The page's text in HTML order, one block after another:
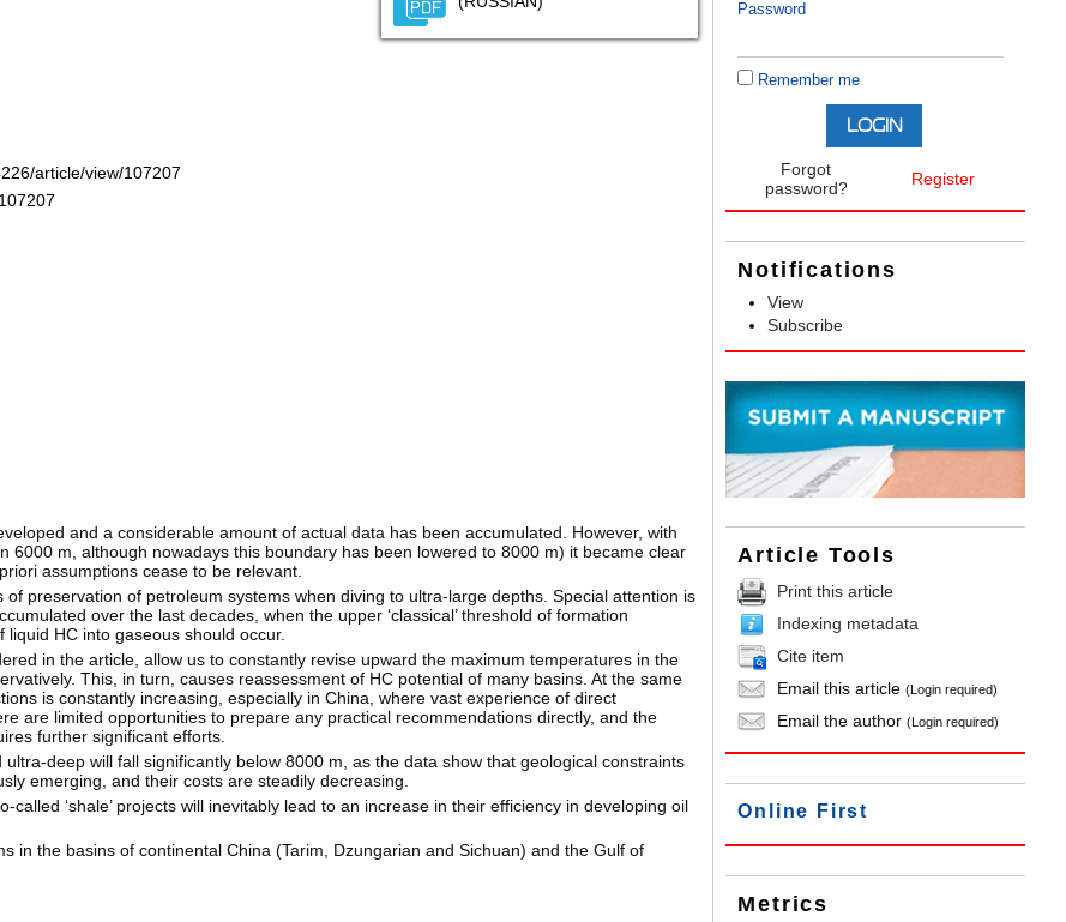
Password
Remember me
Forgot
password?
Register
Notifications
View
Subscribe
Article Tools
Print this article
Indexing metadata
Cite item
Email this article(Login required)
Email the author(Login required)
Online First
Metrics
article/view/107207
and a considerable amount of actual data has been accumulated. However, with
m, although nowadays this boundary has been lowered to 8000 m) it became clear
assumptions cease to be relevant.
preservation of petroleum systems when diving to ultra-large depths. Special attention is
over the last decades, when the upper ‘classical’ threshold of formation
HC into gaseous should occur.
in the article, allow us to constantly revise upward the maximum temperatures in the
This, in turn, causes reassessment of HC potential of many basins. At the same
is constantly increasing, especially in China, where vast experience of direct
are limited opportunities to prepare any practical recommendations directly, and the
further significant efforts.
deep will fall significantly below 8000 m, as the data show that geological constraints
emerging, and their costs are steadily decreasing.
‘shale’ projects will inevitably lead to an increase in their efficiency in developing oil
in the basins of continental China (Tarim, Dzungarian and Sichuan) and the Gulf of